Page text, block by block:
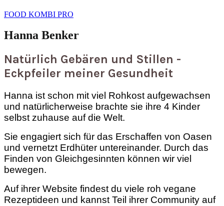
FOOD KOMBI PRO
Hanna Benker
Natürlich Gebären und Stillen -
Eckpfeiler meiner Gesundheit
Hanna ist schon mit viel Rohkost aufgewachsen
und natürlicherweise brachte sie ihre 4 Kinder
selbst zuhause auf die Welt.
Sie engagiert sich für das Erschaffen von Oasen
und vernetzt Erdhüter untereinander. Durch das
Finden von Gleichgesinnten können wir viel
bewegen.
Auf ihrer Website findest du viele roh vegane
Rezeptideen und kannst Teil ihrer Community auf